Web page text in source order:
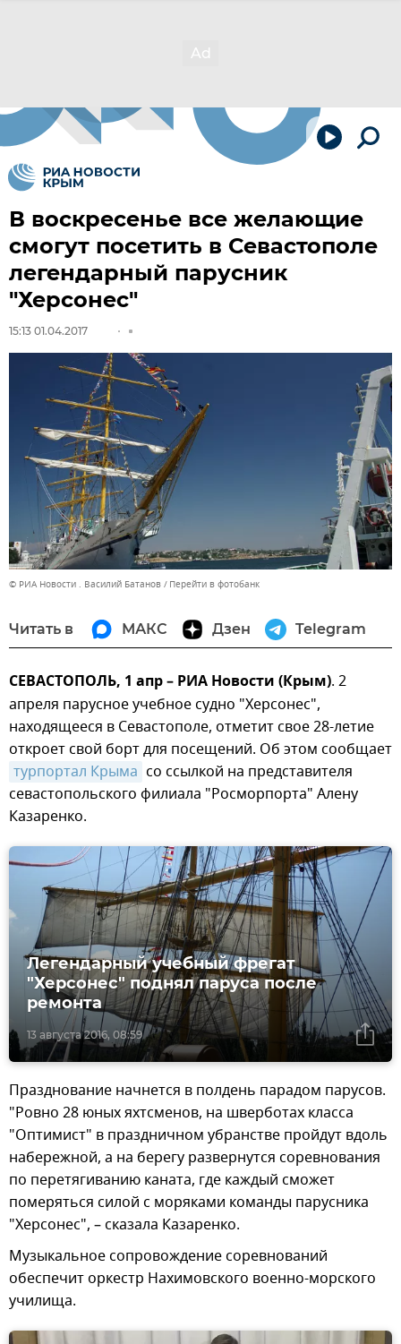
В воскресенье все желающие
смогут посетить в Севастополе
легендарный парусник
"Херсонес"
15:13 01.04.2017
© РИА Новости . Василий Батанов Перейти в фотобанк
Читать в МАКС Дзен Telegram
СЕВАСТОПОЛЬ, 1 апр – РИА Новости (Крым). 2
апреля парусное учебное судно "Херсонес",
находящееся в Севастополе, отметит свое 28-летие
откроет свой борт для посещений. Об этом сообщает
турпортал Крыма со ссылкой на представителя
севастопольского филиала "Росморпорта" Алену
Казаренко.
13 августа 2016, 08:59
Легендарный учебный фрегат
"Херсонес" поднял паруса после
ремонта
Празднование начнется в полдень парадом парусов.
"Ровно 28 юных яхтсменов, на шверботах класса
"Оптимист" в праздничном убранстве пройдут вдоль
набережной, а на берегу развернутся соревнования
по перетягиванию каната, где каждый сможет
померяться силой с моряками команды парусника
"Херсонес", – сказала Казаренко.
Музыкальное сопровождение соревнований
обеспечит оркестр Нахимовского военно-морского
училища.